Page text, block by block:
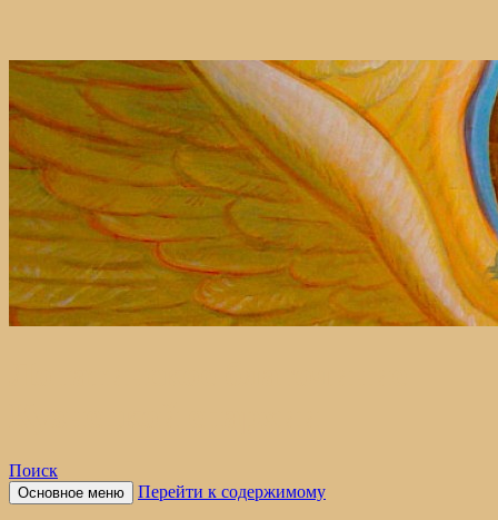
Поиск
Основное меню Перейти к содержимому